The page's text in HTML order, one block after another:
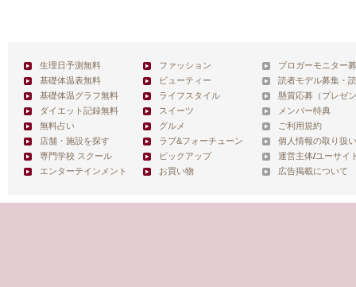
生理日予測無料
基礎体温表無料
基礎体温グラフ無料
ダイエット記録無料
無料占い
店舗・施設を探す
専門学校 スクール
エンターテインメント
ファッション
ビューティー
ライフスタイル
スイーツ
グルメ
ラブ&フォーチューン
ピックアップ
お買い物
ブロガーモニター
読者モデル募集・
懸賞応募（プレゼ
メンバー特典
ご利用規約
個人情報の取り扱
運営主体/ユーサイ
広告掲載について